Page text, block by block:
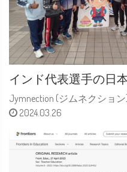
インド代表選手の日
Jymnection (ジムネクショ
2024.03.26